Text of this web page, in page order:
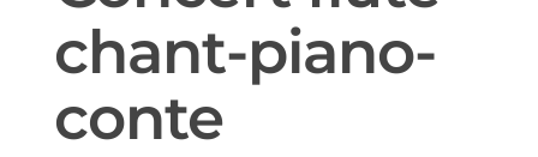
chant-piano-
conte